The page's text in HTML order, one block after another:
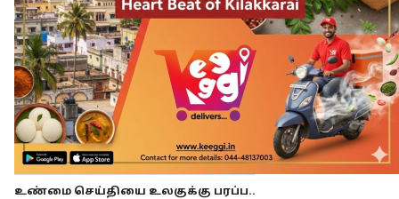
உண்மை செய்தியை உலகுக்கு பரப்ப..